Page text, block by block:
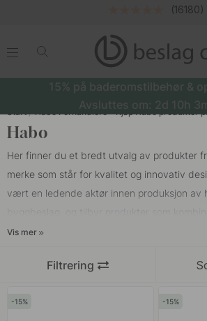
(16180)
15% på baderomstilbehør &
Avsluttes om: 2d 10h
Start Habo Forhandlere - Kjøp Habo produkter
Habo
Her finner du et bredt utvalg av produkter
merke som står for kvalitet og innovativ
vært en ledende aktør innen produksjon av
estetikk på beste måte. Habo husnummer
holdbarhet og motstandskraft mot vær og
eller moderne stil.
Vis mer
Filtrering
15 15